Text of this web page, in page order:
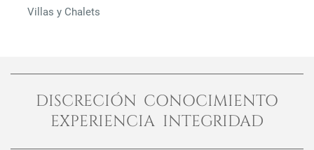
Villas y Chalets
DISCRECIÓN CONOCIMIENTO
EXPERIENCIA INTEGRIDAD